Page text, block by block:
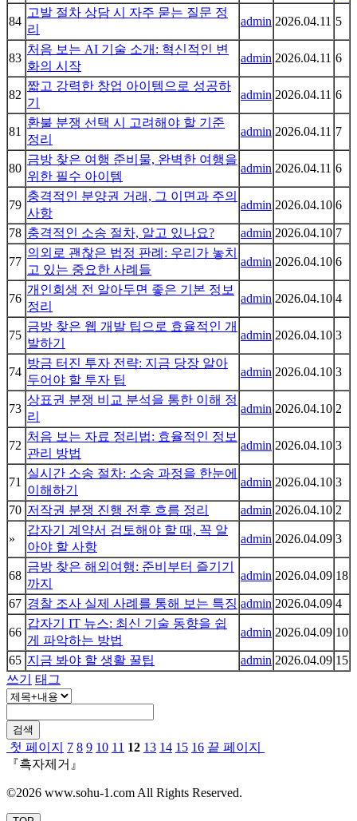
84
고발 절차 상담 시 자주 묻는 질문 정
리
admin 2026.04.11 5
83
처음 보는 AI 기술 소개: 혁신적인 변
화의 시작
admin 2026.04.11 6
82
짧고 강력한 창업 아이템으로 성공하
기
admin 2026.04.11 6
81
환불 분쟁 선택 시 고려해야 할 기준
정리
admin 2026.04.11 7
80
금방 찾은 여행 준비물, 완벽한 여행을
위한 필수 아이템
admin 2026.04.11 6
79
충격적인 분양권 거래, 그 이면과 주의
사항
admin 2026.04.10 6
78 충격적인 소송 절차, 알고 있나요? admin 2026.04.10 7
77
의외로 괜찮은 법정 판례: 우리가 놓치
고 있는 중요한 사례들
admin 2026.04.10 6
76
개인회생 전 알아두면 좋은 기본 정보
정리
admin 2026.04.10 4
75
금방 찾은 웹 개발 팁으로 효율적인 개
발하기
admin 2026.04.10 3
74
방금 터진 투자 전략: 지금 당장 알아
두어야 할 투자 팁
admin 2026.04.10 3
73
상표권 분쟁 비교 분석을 통한 이해 정
리
admin 2026.04.10 2
72
처음 보는 자료 정리법: 효율적인 정보
관리 방법
admin 2026.04.10 3
71
실시간 소송 절차: 소송 과정을 한눈에
이해하기
admin 2026.04.10 3
70 저작권 분쟁 진행 전후 흐름 정리 admin 2026.04.10 2
»
갑자기 계약서 검토해야 할 때, 꼭 알
아야 할 사항
admin 2026.04.09 3
68
금방 찾은 해외여행: 준비부터 즐기기
까지
admin 2026.04.09 18
67 경찰 조사 실제 사례를 통해 보는 특징 admin 2026.04.09 4
66
갑자기 IT 뉴스: 최신 기술 동향을 쉽
게 파악하는 방법
admin 2026.04.09 10
65 지금 봐야 할 생활 꿀팁 admin 2026.04.09 15
쓰기
태그
검색
첫 페이지 7 8 9 10 11 12 13 14 15 16 끝 페이지
『흑자제거』
©2026 www.sohu-1.com All Rights Reserved.